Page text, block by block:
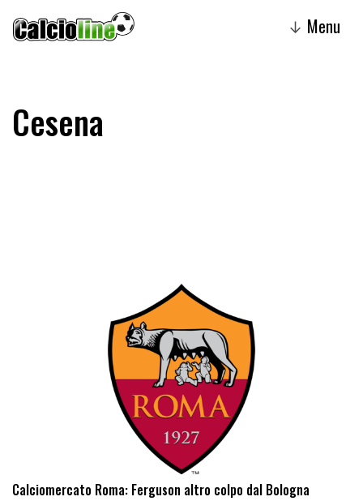
↓ Menu
Cesena
Calciomercato Roma: Ferguson altro colpo dal Bologna